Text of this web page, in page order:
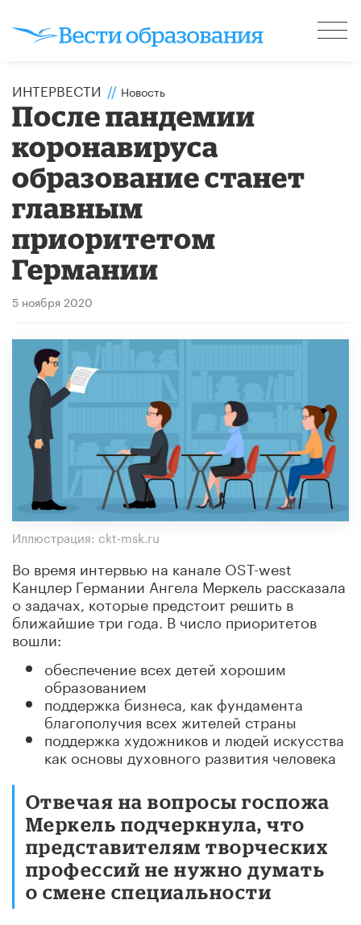
ИНТЕРВЕСТИ // Новость
​После пандемии
коронавируса
образование станет
главным
приоритетом
Германии
5 ноября 2020
Иллюстрация: ckt-msk.ru
Во время интервью на канале OST-west
Канцлер Германии Ангела Меркель рассказала
о задачах, которые предстоит решить в
ближайшие три года. В число приоритетов
вошли:
обеспечение всех детей хорошим
образованием
поддержка бизнеса, как фундамента
благополучия всех жителей страны
поддержка художников и людей искусства
как основы духовного развития человека
Отвечая на вопросы госпожа
Меркель подчеркнула, что
представителям творческих
профессий не нужно думать
о смене специальности